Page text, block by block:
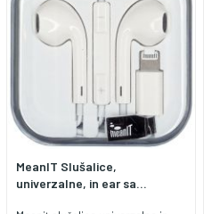
kontrola - funkcionalna jedna
tipka. 7. Dužina kabela slušalica
1,2 met. Težina 9g.
MeanIT Slušalice,
univerzalne, in ear sa...